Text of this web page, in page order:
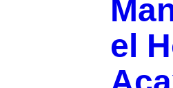
el